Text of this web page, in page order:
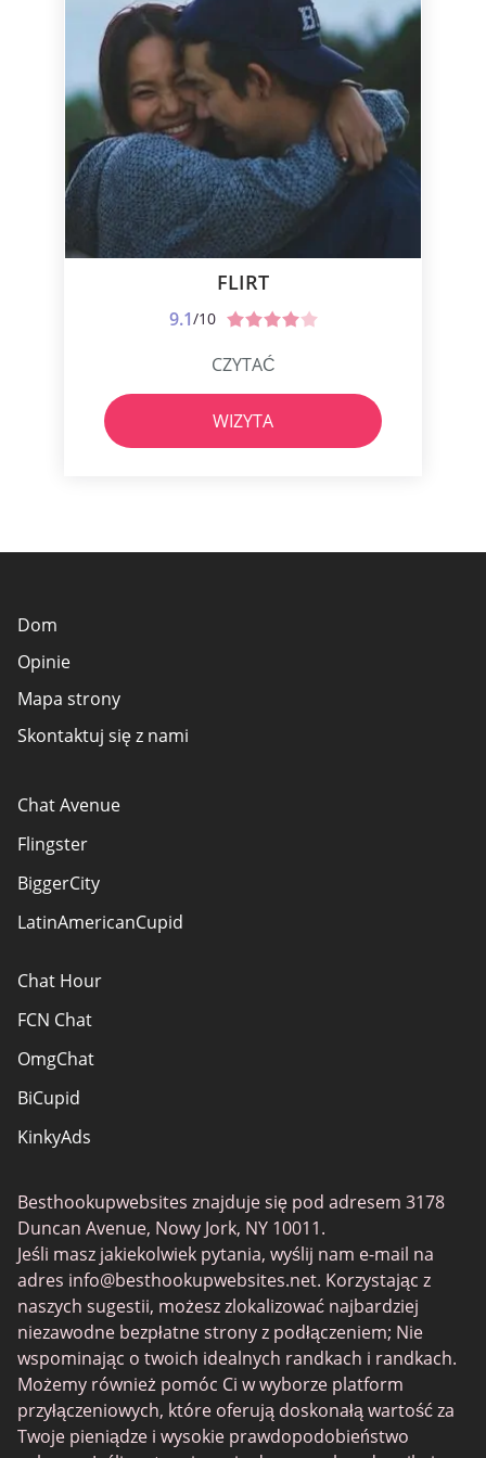
FLIRT
9.1/10
CZYTAĆ
WIZYTA
Dom
Opinie
Mapa strony
Skontaktuj się z nami
Chat Avenue
Flingster
BiggerCity
LatinAmericanCupid
Chat Hour
FCN Chat
OmgChat
BiCupid
KinkyAds
Together2Night
MyLOL
Swingtowns
Instabang
Besthookupwebsites znajduje się pod adresem 3178
Duncan Avenue, Nowy Jork, NY 10011.
Jeśli masz jakiekolwiek pytania, wyślij nam e-mail na
adres info@besthookupwebsites.net. Korzystając z
naszych sugestii, możesz zlokalizować najbardziej
niezawodne bezpłatne strony z podłączeniem; Nie
wspominając o twoich idealnych randkach i randkach.
Możemy również pomóc Ci w wyborze platform
przyłączeniowych, które oferują doskonałą wartość za
Twoje pieniądze i wysokie prawdopodobieństwo